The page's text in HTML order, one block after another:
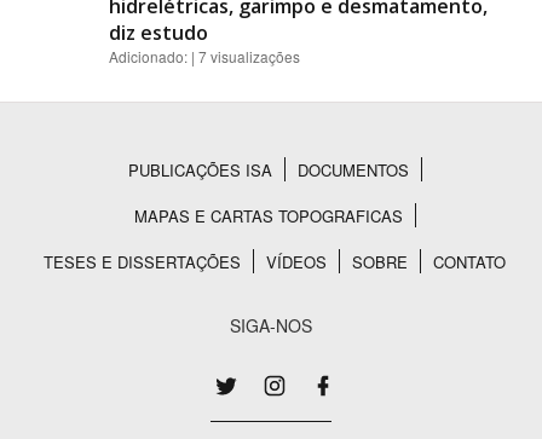
hidrelétricas, garimpo e desmatamento,
diz estudo
Adicionado: | 7 visualizações
Rodapé
PUBLICAÇÕES ISA
DOCUMENTOS
MAPAS E CARTAS TOPOGRAFICAS
TESES E DISSERTAÇÕES
VÍDEOS SOBRE CONTATO
SIGA-NOS